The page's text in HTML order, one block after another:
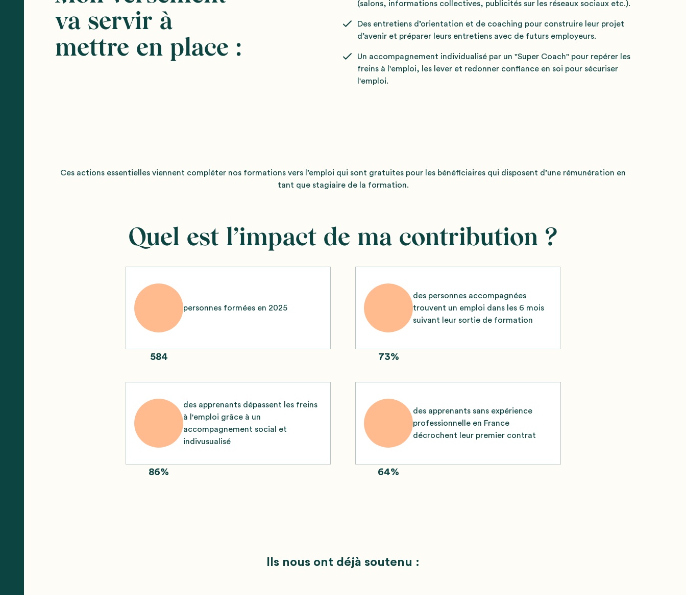
va servir à
mettre en place :
(salons, informations collectives, publicités sur les réseaux sociaux etc.).
Des entretiens d’orientation et de coaching pour construire leur projet
d’avenir et préparer leurs entretiens avec de futurs employeurs.
Un accompagnement individualisé par un "Super Coach" pour repérer les
freins à l'emploi, les lever et redonner confiance en soi pour sécuriser
l'emploi.
Ces actions essentielles viennent compléter nos formations vers l’emploi qui sont gratuites pour les bénéficiaires qui disposent d’une rémunération en
tant que stagiaire de la formation.
Quel est l’impact de ma contribution ?
584
personnes formées en 2025
73%
des personnes accompagnées
trouvent un emploi dans les 6 mois
suivant leur sortie de formation
86%
des apprenants dépassent les freins
à l'emploi grâce à un
accompagnement social et
indivusualisé
64%
des apprenants sans expérience
professionnelle en France
décrochent leur premier contrat
lls nous ont déjà soutenu :